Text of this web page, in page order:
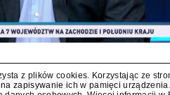
w TVP Info
z plików cookies. Korzystając ze
zapisywanie ich w pamięci